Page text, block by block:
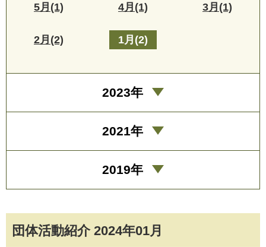
団体活動紹介 2024年01月
5月(1) 4月(1) 3月(1)
2月(2) 1月(2)
2023年
2021年
2019年